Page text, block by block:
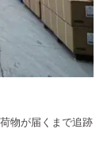
物が届くまで追跡